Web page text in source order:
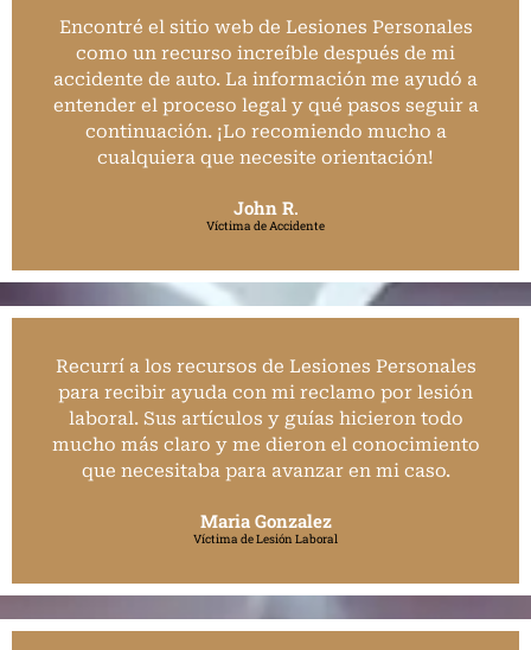
Encontré el sitio web de Lesiones Personales
como un recurso increíble después de mi
accidente de auto. La información me ayudó a
entender el proceso legal y qué pasos seguir a
continuación. ¡Lo recomiendo mucho a
cualquiera que necesite orientación!
John R.
Víctima de Accidente
Recurrí a los recursos de Lesiones Personales
para recibir ayuda con mi reclamo por lesión
laboral. Sus artículos y guías hicieron todo
mucho más claro y me dieron el conocimiento
que necesitaba para avanzar en mi caso.
Maria Gonzalez
Víctima de Lesión Laboral